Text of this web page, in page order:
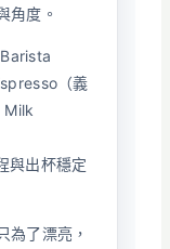
角度。
（義
Milk
與出杯穩定
為了漂亮，